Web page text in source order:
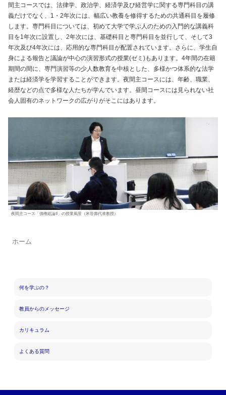
間主コースでは、法律学、政治学、経済学及び経営学に関する専門科目の講
義だけでなく、1・2年次には、幅広い教養を修得するための共通科目を履修
します。専門科目については、初めて大学で学ぶ人のための入門的な講義科
目を1年次に設置し、2年次には、基礎科目と専門科目を並行して、そして3
年次及び4年次には、応用的な専門科目が配置されています。さらに、学生自
身による報告と議論が中心の演習形式の授業(ゼミ)もあります。4年間の在籍
期間の間に、専門演習等の少人数教育を中核とした、多様かつ体系的な法学
または経済学を学習することができます。夜間主コースには、年齢、職業、
経歴などの点で多様な人たちが学んでいます。昼間コースには見られない社
会人固有のネットワークの広がりがそこにはあります。
夜間主コース「債権総論II」の授業風景（米谷壽代准教授）
ホーム
何を学ぶの？
教員からのメッセージ
カリキュラム
よくある質問